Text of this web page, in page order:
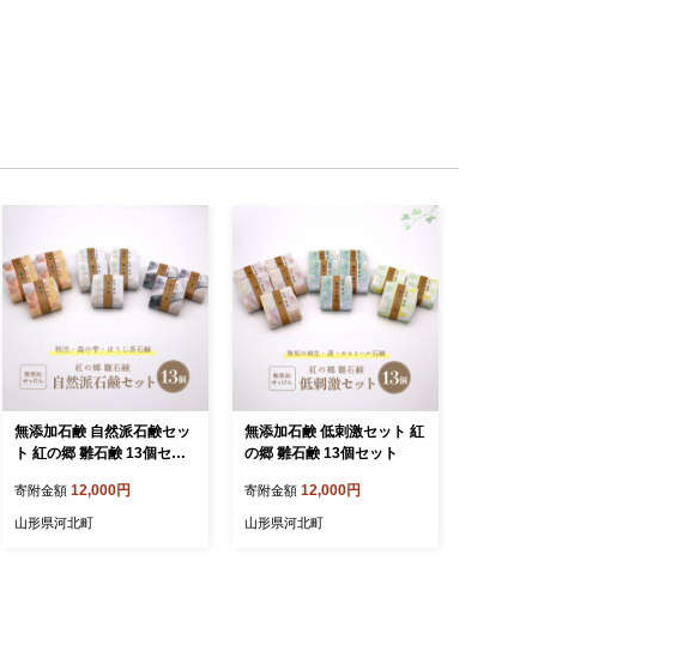
無添加石鹸 自然派石鹸セッ
ト 紅の郷 雛石鹸 13個セッ
寄附金額 12,000円
山形県河北町
無添加石鹸 低刺激セット 紅
の郷 雛石鹸 13個セット
寄附金額 12,000円
山形県河北町